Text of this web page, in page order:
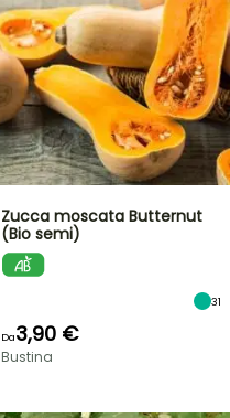
Zucca moscata Butternut
(Bio semi)
31
Da3,90 €
Bustina